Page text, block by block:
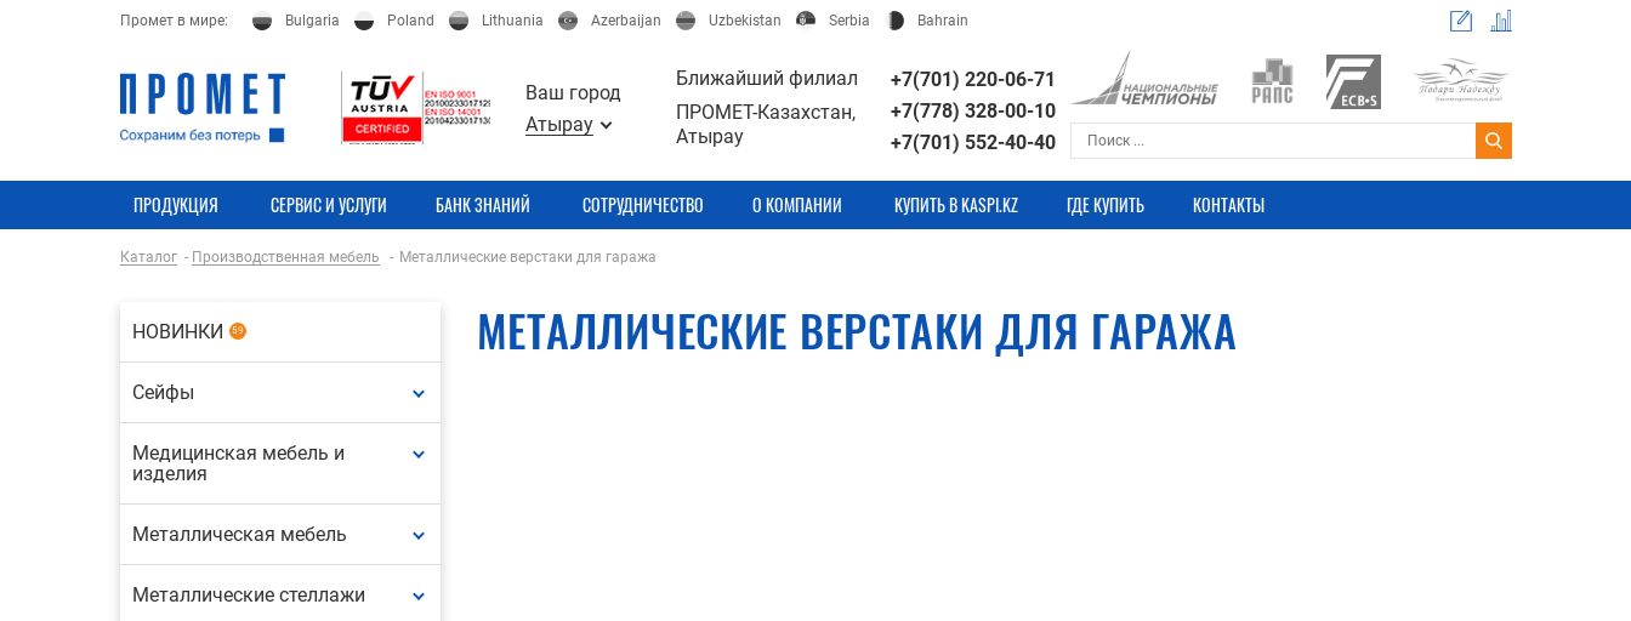
Промет в мире: Bulgaria Poland Lithuania Azerbaijan Uzbekistan Serbia Bahrain
Ваш город
Атырау
Ближайший филиал
ПРОМЕТ-Казахстан,
Атырау
+7(701) 220-06-71
+7(778) 328-00-10
+7(701) 552-40-40
ПРОДУКЦИЯ СЕРВИС И УСЛУГИ БАНК ЗНАНИЙ СОТРУДНИЧЕСТВО О КОМПАНИИ КУПИТЬ В KASPI.KZ ГДЕ КУПИТЬ КОНТАКТЫ
Каталог Производственная мебель Металлические верстаки для гаража
НОВИНКИ 59
Сейфы
Медицинская мебель и
изделия
Металлическая мебель
Металлические стеллажи
МЕТАЛЛИЧЕСКИЕ ВЕРСТАКИ ДЛЯ ГАРАЖА